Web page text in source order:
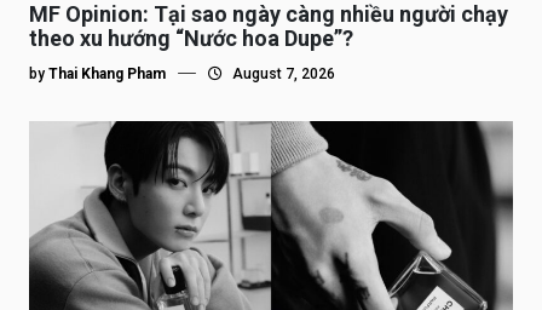
MF Opinion: Tại sao ngày càng nhiều người chạy
theo xu hướng “Nước hoa Dupe”?
by Thai Khang Pham August 7, 2026